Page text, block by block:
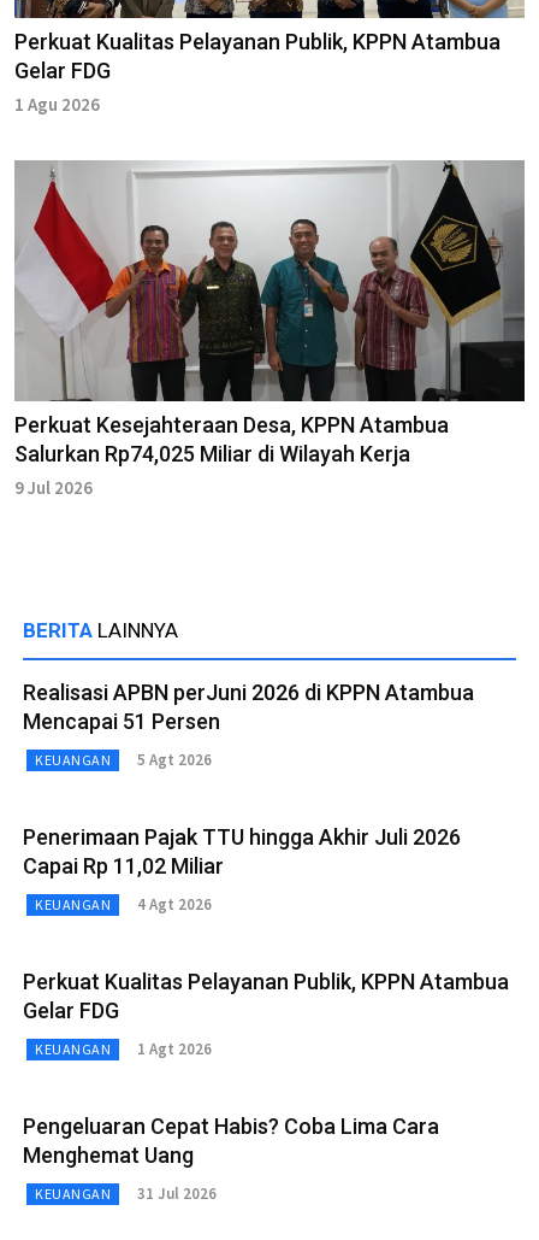
Perkuat Kualitas Pelayanan Publik, KPPN Atambua
Gelar FDG
1 Agu 2026
Perkuat Kesejahteraan Desa, KPPN Atambua
Salurkan Rp74,025 Miliar di Wilayah Kerja
9 Jul 2026
BERITA LAINNYA
Realisasi APBN perJuni 2026 di KPPN Atambua
Mencapai 51 Persen
KEUANGAN 5 Agt 2026
Penerimaan Pajak TTU hingga Akhir Juli 2026
Capai Rp 11,02 Miliar
KEUANGAN 4 Agt 2026
Perkuat Kualitas Pelayanan Publik, KPPN Atambua
Gelar FDG
KEUANGAN 1 Agt 2026
Pengeluaran Cepat Habis? Coba Lima Cara
Menghemat Uang
KEUANGAN 31 Jul 2026